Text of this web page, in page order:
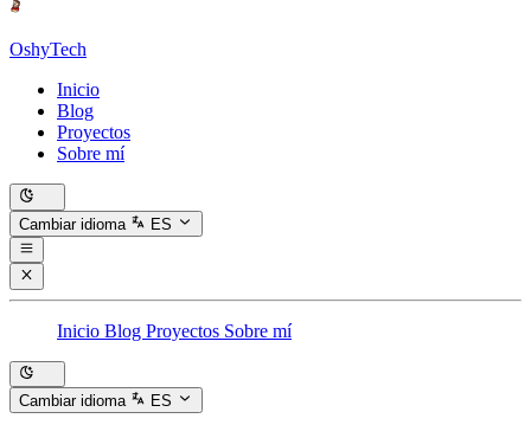
OshyTech
Inicio
Blog
Proyectos
Sobre mí
Cambiar idioma ES
Inicio Blog Proyectos Sobre mí
Cambiar idioma ES